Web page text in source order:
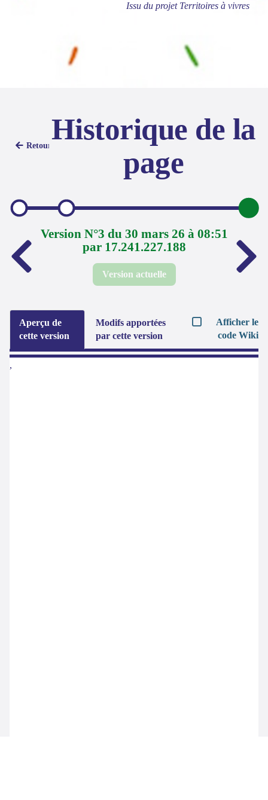
Issu du projet Territoires à vivres
Retour Historique de la
page
Version N°3 du 30 mars 26 à 08:51
par 17.241.227.188
Version actuelle
Aperçu de
cette version
Modifs apportées
par cette version
Afficher le
code Wiki